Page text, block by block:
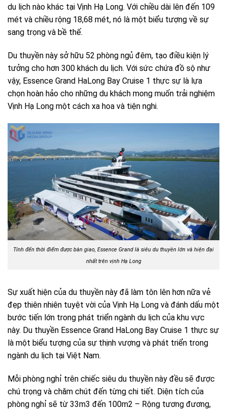
du lịch nào khác tại Vịnh Hạ Long. Với chiều dài lên đến 109
mét và chiều rộng 18,68 mét, nó là một biểu tượng về sự
sang trọng và bề thế.
Du thuyền này sở hữu 52 phòng ngủ đêm, tạo điều kiện lý
tưởng cho hơn 300 khách du lịch. Với sức chứa đồ sộ như
vậy, Essence Grand HaLong Bay Cruise 1 thực sự là lựa
chọn hoàn hảo cho những du khách mong muốn trải nghiệm
Vịnh Hạ Long một cách xa hoa và tiện nghi.
Tính đến thời điểm được bàn giao, Essence Grand là siêu du thuyền lớn và hiện đại
nhất trên vịnh Hạ Long
Sự xuất hiện của du thuyền này đã làm tôn lên hơn nữa vẻ
đẹp thiên nhiên tuyệt vời của Vịnh Hạ Long và đánh dấu một
bước tiến lớn trong phát triển ngành du lịch của khu vực
này. Du thuyền Essence Grand HaLong Bay Cruise 1 thực sự
là một biểu tượng của sự thịnh vượng và phát triển trong
ngành du lịch tại Việt Nam.
Mỗi phòng nghỉ trên chiếc siêu du thuyền này đều sẽ được
chú trọng và chăm chút đến từng chi tiết. Diện tích của
phòng nghỉ sẽ từ 33m3 đến 100m2 – Rộng tương đương,